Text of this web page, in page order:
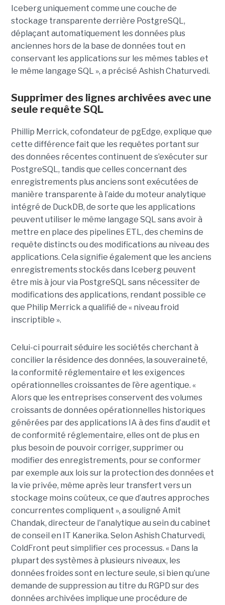
Iceberg uniquement comme une couche de
stockage transparente derrière PostgreSQL,
déplaçant automatiquement les données plus
anciennes hors de la base de données tout en
conservant les applications sur les mêmes tables et
le même langage SQL », a précisé Ashish Chaturvedi.
Supprimer des lignes archivées avec une
seule requête SQL
Phillip Merrick, cofondateur de pgEdge, explique que
cette différence fait que les requêtes portant sur
des données récentes continuent de s’exécuter sur
PostgreSQL, tandis que celles concernant des
enregistrements plus anciens sont exécutées de
manière transparente à l’aide du moteur analytique
intégré de DuckDB, de sorte que les applications
peuvent utiliser le même langage SQL sans avoir à
mettre en place des pipelines ETL, des chemins de
requête distincts ou des modifications au niveau des
applications. Cela signifie également que les anciens
enregistrements stockés dans Iceberg peuvent
être mis à jour via PostgreSQL sans nécessiter de
modifications des applications, rendant possible ce
que Philip Merrick a qualifié de « niveau froid
inscriptible ».
Celui-ci pourrait séduire les sociétés cherchant à
concilier la résidence des données, la souveraineté,
la conformité réglementaire et les exigences
opérationnelles croissantes de l’ère agentique. «
Alors que les entreprises conservent des volumes
croissants de données opérationnelles historiques
générées par des applications IA à des fins d’audit et
de conformité réglementaire, elles ont de plus en
plus besoin de pouvoir corriger, supprimer ou
modifier des enregistrements, pour se conformer
par exemple aux lois sur la protection des données et
la vie privée, même après leur transfert vers un
stockage moins coûteux, ce que d’autres approches
concurrentes compliquent », a souligné Amit
Chandak, directeur de l'analytique au sein du cabinet
de conseil en IT Kanerika. Selon Ashish Chaturvedi,
ColdFront peut simplifier ces processus. « Dans la
plupart des systèmes à plusieurs niveaux, les
données froides sont en lecture seule, si bien qu’une
demande de suppression au titre du RGPD sur des
données archivées implique une procédure de